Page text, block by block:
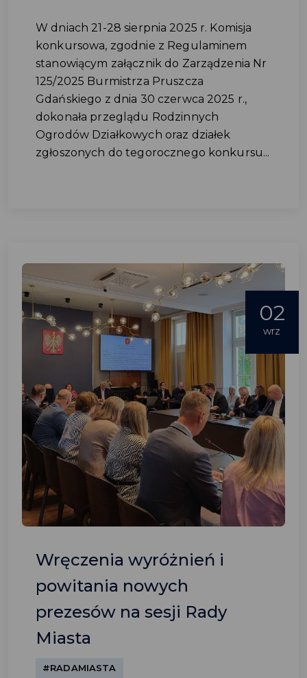
W dniach 21-28 sierpnia 2025 r. Komisja
konkursowa, zgodnie z Regulaminem
stanowiącym załącznik do Zarządzenia Nr
125/2025 Burmistrza Pruszcza
Gdańskiego z dnia 30 czerwca 2025 r.,
dokonała przeglądu Rodzinnych
Ogrodów Działkowych oraz działek
zgłoszonych do tegorocznego konkursu...
02
wrz
Wręczenia wyróżnień i
powitania nowych
prezesów na sesji Rady
Miasta
#RADAMIASTA